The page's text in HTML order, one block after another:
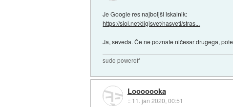
Je Google res najboljši iskalnik:
https://siol.net/digisvet/nasveti/stras...
Ja, seveda. Če ne poznate ničesar drugega,
sudo poweroff
Looooooka
:: 11. jan 2020, 00:51